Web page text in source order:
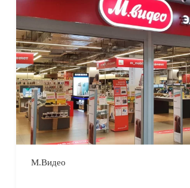
М.Видео